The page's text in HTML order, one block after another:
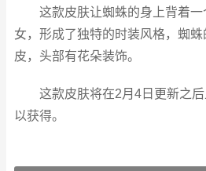
这款皮肤让蜘蛛的身上背着
女，形成了独特的时装风格，蜘
皮，头部有花朵装饰。
这款皮肤将在2月4日更新之
以获得。